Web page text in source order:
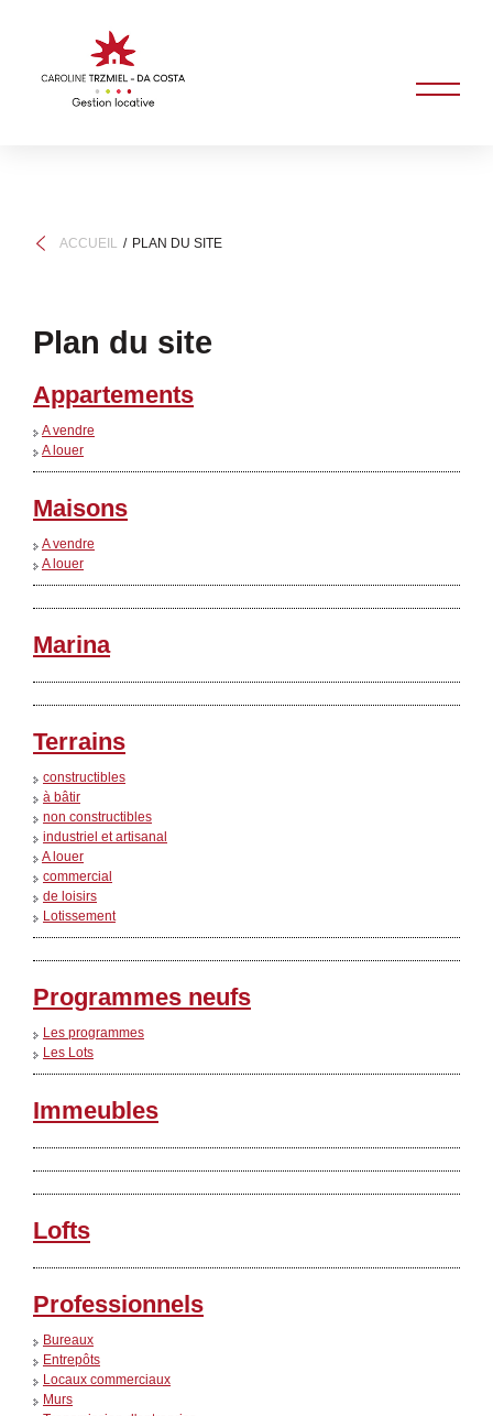
ACCUEIL PLAN DU SITE
Plan du site
Appartements
A vendre
A louer
Maisons
A vendre
A louer
Marina
Terrains
constructibles
à bâtir
non constructibles
industriel et artisanal
A louer
commercial
de loisirs
Lotissement
Programmes neufs
Les programmes
Les Lots
Immeubles
Lofts
Professionnels
Bureaux
Entrepôts
Locaux commerciaux
Murs